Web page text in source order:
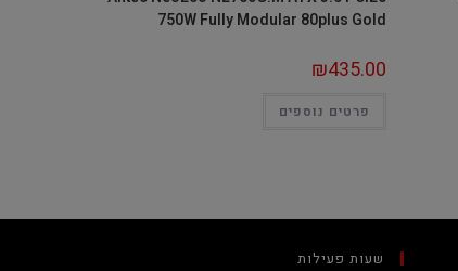
750W Fully Modular 80plus Gold
₪435.00
פרטים נוספים
שעות פעילות